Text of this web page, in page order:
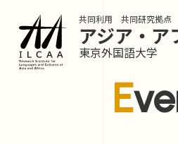
共同利用 共同研究拠点
アジア・ア
東京外国語大学